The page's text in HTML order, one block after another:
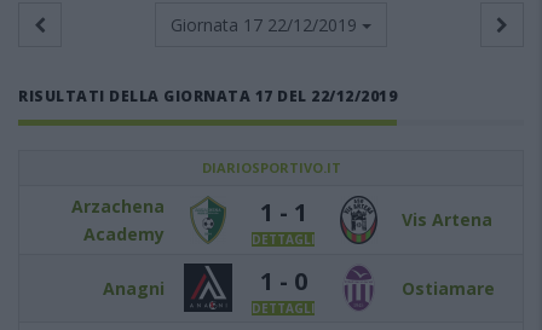
Giornata 17 22/12/2019
RISULTATI DELLA GIORNATA 17 DEL 22/12/2019
DIARIOSPORTIVO.IT
Arzachena
Academy
1 - 1
DETTAGLI
Vis Artena
Anagni 1 - 0
DETTAGLI
Ostiamare